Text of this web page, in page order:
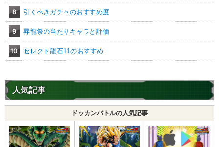
8 引くべきガチャのおすすめ度
9 昇龍祭の当たりキャラと評価
10 セレクト龍石11のおすすめ
人気記事
ドッカンバトルの人気記事